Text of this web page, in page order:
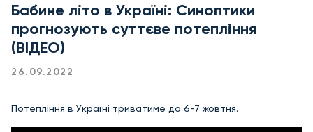
Бабине літо в Україні: Синоптики
прогнозують суттєве потепління
(ВІДЕО)
26.09.2022
Потепління в Україні триватиме до 6-7 жовтня.